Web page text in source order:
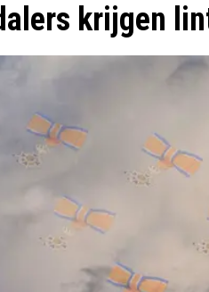
krijgen